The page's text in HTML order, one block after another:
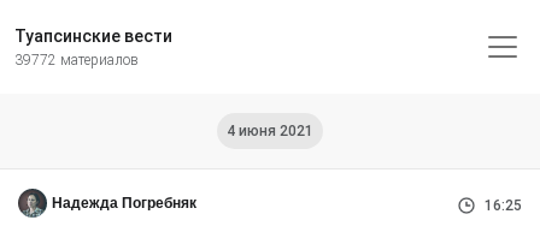
Туапсинские вести
39772 материалов
4 июня 2021
Надежда Погребняк 16:25